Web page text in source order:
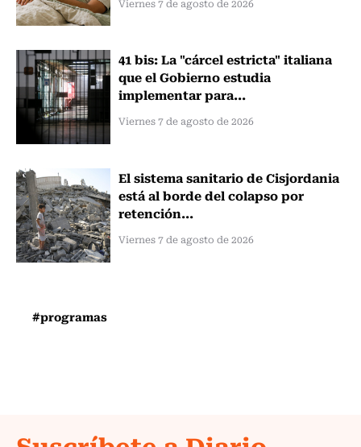
41 bis: La "cárcel estricta" italiana
que el Gobierno estudia
implementar para...
Viernes 7 de agosto de 2026
El sistema sanitario de Cisjordania
está al borde del colapso por
retención...
Viernes 7 de agosto de 2026
#programas